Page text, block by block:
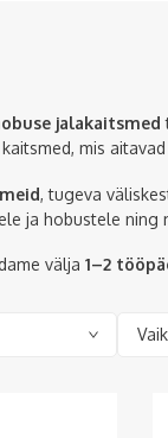
jalakaitsmed
mis
, tugeva
ja hobustele ning
välja 1–2